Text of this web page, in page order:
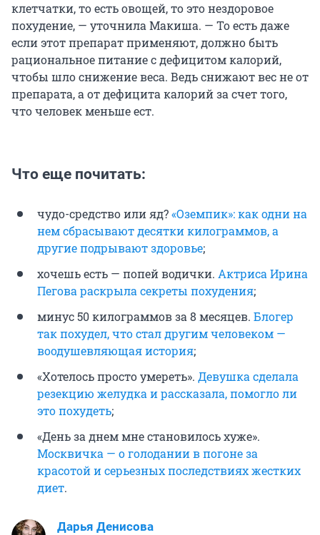
клетчатки, то есть овощей, то это нездоровое
похудение, — уточнила Макиша. — То есть даже
если этот препарат применяют, должно быть
рациональное питание с дефицитом калорий,
чтобы шло снижение веса. Ведь снижают вес не от
препарата, а от дефицита калорий за счет того,
что человек меньше ест.
Что еще почитать:
чудо-средство или яд?«Оземпик»: как одни на
нем сбрасывают десятки килограммов, а
другие подрывают здоровье;
хочешь есть — попей водички. Актриса Ирина
Пегова раскрыла секреты похудения;
минус 50 килограммов за 8 месяцев. Блогер
так похудел, что стал другим человеком —
воодушевляющая история;
«Хотелось просто умереть». Девушка сделала
резекцию желудка и рассказала, помогло ли
это похудеть;
«День за днем мне становилось хуже».
Москвичка — о голодании в погоне за
красотой и серьезных последствиях жестких
диет.
Дарья Денисова